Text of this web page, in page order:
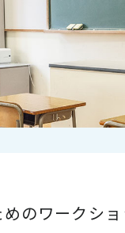
のワークシ